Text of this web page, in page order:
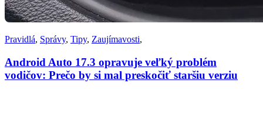
Pravidlá, Správy, Tipy, Zaujímavosti,
Android Auto 17.3 opravuje veľký problém
vodičov: Prečo by si mal preskočiť staršiu verziu